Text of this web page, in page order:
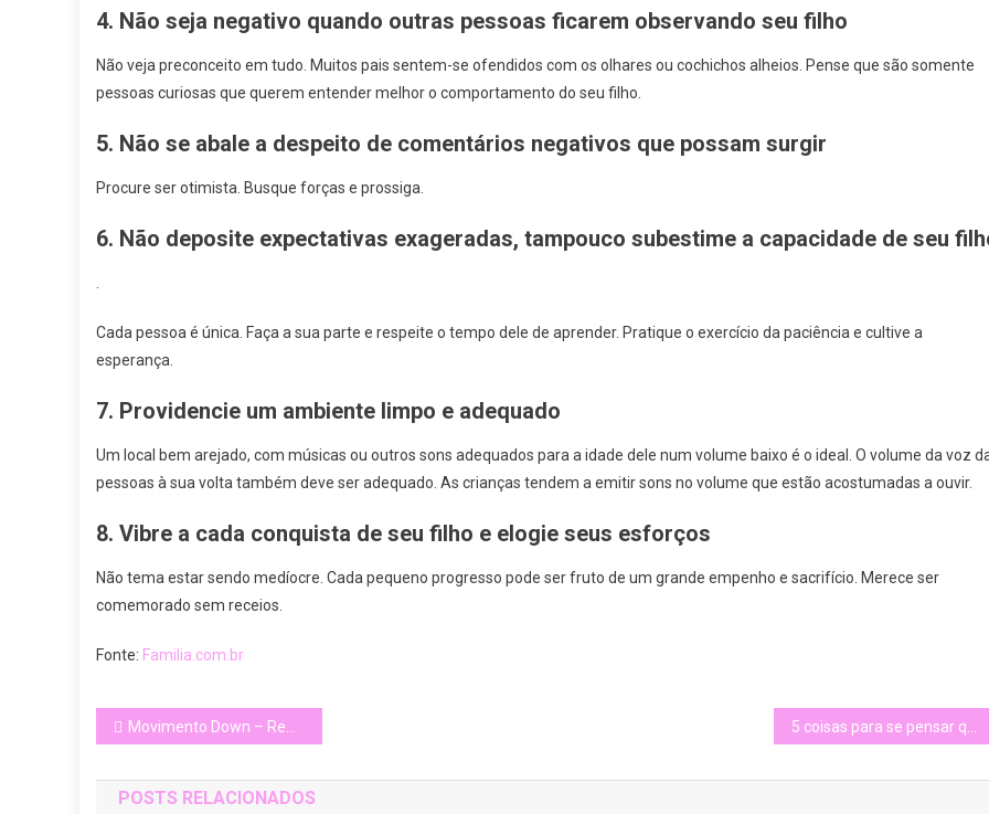
4. Não seja negativo quando outras pessoas ficarem observando seu filho
Não veja preconceito em tudo. Muitos pais sentem-se ofendidos com os olhares ou cochichos alheios. Pense que são somente
pessoas curiosas que querem entender melhor o comportamento do seu filho.
5. Não se abale a despeito de comentários negativos que possam surgir
Procure ser otimista. Busque forças e prossiga.
6. Não deposite expectativas exageradas, tampouco subestime a capacidade de seu
Cada pessoa é única. Faça a sua parte e respeite o tempo dele de aprender. Pratique o exercício da paciência e cultive a
esperança.
7. Providencie um ambiente limpo e adequado
Um local bem arejado, com músicas ou outros sons adequados para a idade dele num volume baixo é o ideal. O volume da voz
pessoas à sua volta também deve ser adequado. As crianças tendem a emitir sons no volume que estão acostumadas a ouvir.
8. Vibre a cada conquista de seu filho e elogie seus esforços
Não tema estar sendo medíocre. Cada pequeno progresso pode ser fruto de um grande empenho e sacrifício. Merece ser
comemorado sem receios.
Fonte: Familia.com.br
Navegação
de
Movimento Down – Rede de Ativadores
POSTS RELACIONADOS